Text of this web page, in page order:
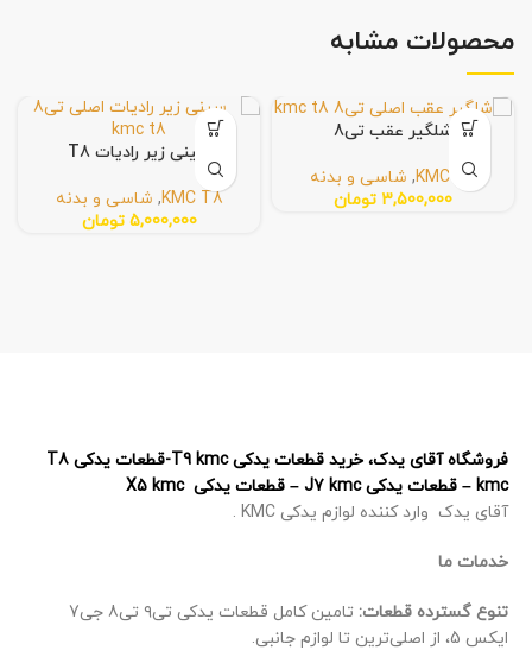
محصولات مشابه
شلگیر عقب تی8
KMC T8
, شاسی و بدنه
3,500,000 تومان
سینی زیر رادیات T8
KMC T8
, شاسی و بدنه
5,000,000 تومان
فروشگاه آقای یدک، خرید قطعات یدکی T9 kmc-قطعات یدکی T8
kmc – قطعات یدکی J7 kmc – قطعات یدکی X5 kmc
آقای یدک وارد کننده لوازم یدکی KMC .
خدمات ما
تنوع گسترده قطعات:
تامین کامل قطعات یدکی تی۹ تی8 جی7
ایکس 5، از اصلی‌ترین تا لوازم جانبی.